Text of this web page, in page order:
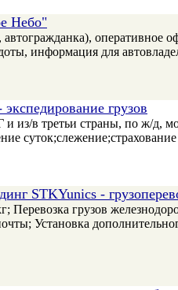
Небо"
оперативное
информация для
грузов
из/в третьи страны, по ж/д,
суток;слежение;страхование
STKYunics -
Перевозка грузов
Установка